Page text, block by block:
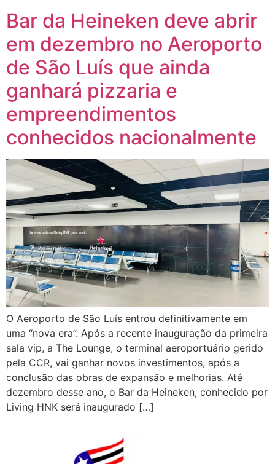
Bar da Heineken deve abrir
em dezembro no Aeroporto
de São Luís que ainda
ganhará pizzaria e
empreendimentos
conhecidos nacionalmente
O Aeroporto de São Luís entrou definitivamente em
uma “nova era”. Após a recente inauguração da primeira
sala vip, a The Lounge, o terminal aeroportuário gerido
pela CCR, vai ganhar novos investimentos, após a
conclusão das obras de expansão e melhorias. Até
dezembro desse ano, o Bar da Heineken, conhecido por
Living HNK será inaugurado […]